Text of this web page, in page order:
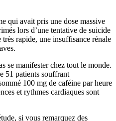
qui avait pris une dose massive
lors d’une tentative de suicide
rapide, une insuffisance rénale
se manifester chez tout le monde.
51 patients souffrant
100 mg de caféine par heure
et rythmes cardiaques sont
si vous remarquez des